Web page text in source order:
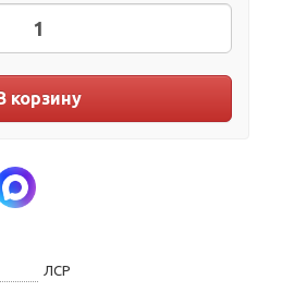
корзину
ЛСР